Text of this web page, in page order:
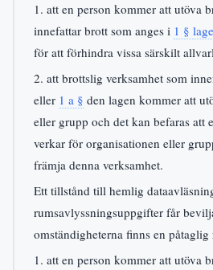
1. att en person kommer att utöva
innefattar brott som anges i 1 §
för att förhindra vissa särskilt
2. att brottslig verksamhet som
eller 1 a § den lagen kommer att
eller grupp och det kan befaras att
verkar för organisationen eller
främja denna verksamhet.
Ett tillstånd till hemlig
rumsavlyssningsuppgifter får
omständigheterna finns en
1. att en person kommer att utöva